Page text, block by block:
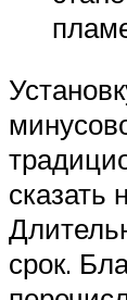
сказать
срок.